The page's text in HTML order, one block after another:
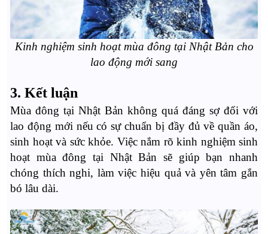
Kinh nghiệm sinh hoạt mùa đông tại Nhật Bản cho
lao động mới sang
3. Kết luận
Mùa đông tại Nhật Bản không quá đáng sợ đối với
lao động mới nếu có sự chuẩn bị đầy đủ về quần áo,
sinh hoạt và sức khỏe. Việc nắm rõ kinh nghiệm sinh
hoạt mùa đông tại Nhật Bản sẽ giúp bạn nhanh
chóng thích nghi, làm việc hiệu quả và yên tâm gắn
bó lâu dài.